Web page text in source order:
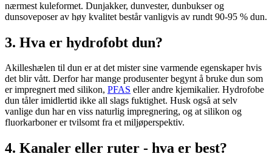
nærmest kuleformet. Dunjakker, dunvester, dunbukser og
dunsoveposer av høy kvalitet består vanligvis av rundt 90-95 % dun.
3. Hva er hydrofobt dun?
Akilleshælen til dun er at det mister sine varmende egenskaper hvis
det blir vått. Derfor har mange produsenter begynt å bruke dun som
er impregnert med silikon, PFAS eller andre kjemikalier. Hydrofobe
dun tåler imidlertid ikke all slags fuktighet. Husk også at selv
vanlige dun har en viss naturlig impregnering, og at silikon og
fluorkarboner er tvilsomt fra et miljøperspektiv.
4. Kanaler eller ruter - hva er best?